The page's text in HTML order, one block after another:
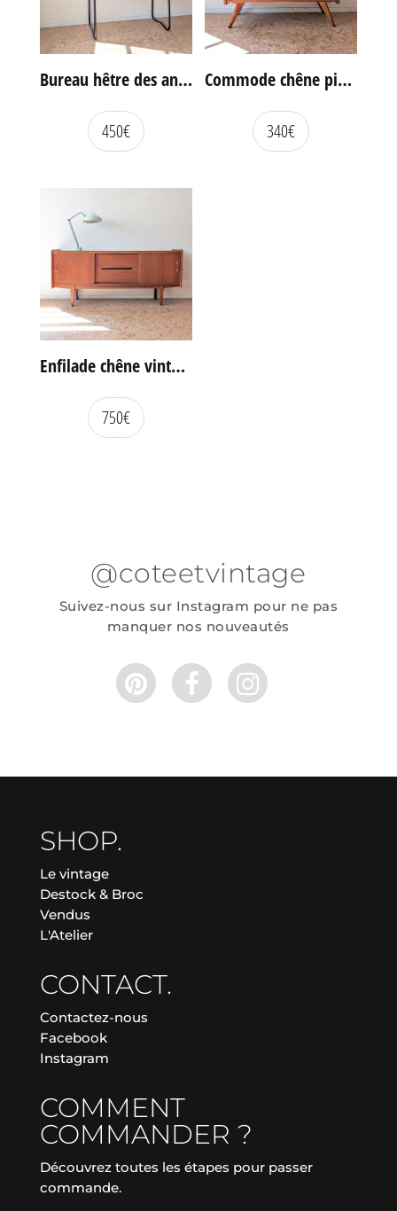
Bureau hêtre des années 60
450€
Commode chêne pieds compas vintage
340€
Enfilade chêne vintage portes coulissantes
750€
@coteetvintage
Suivez-nous sur Instagram pour ne pas
manquer nos nouveautés
SHOP.
Le vintage
Destock & Broc
Vendus
L'Atelier
CONTACT.
Contactez-nous
Facebook
Instagram
COMMENT
COMMANDER ?
Découvrez toutes les étapes pour passer
commande.